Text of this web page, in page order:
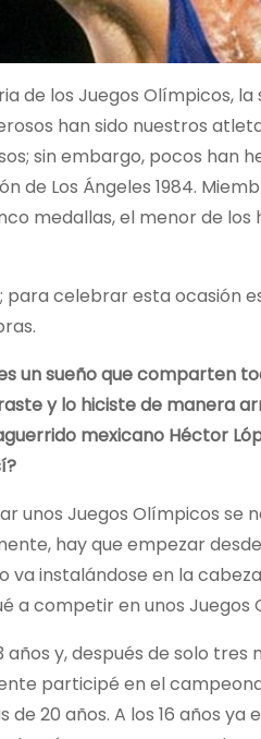
de los Juegos Olímpicos,
han sido nuestros
sin embargo, pocos han
de Los Ángeles 1984.
medallas, el menor de
para celebrar esta ocasión
un sueño que comparten
y lo hiciste de manera
mexicano Héctor
unos Juegos Olímpicos
hay que empezar
va instalándose en la
a competir en unos Juegos
años y, después de solo
participé en el
de 20 años. A los 16 años